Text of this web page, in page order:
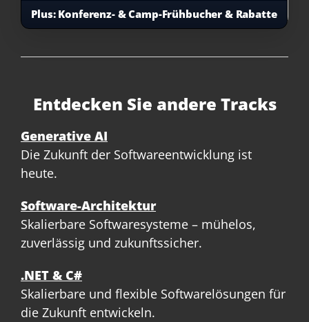
Plus:Konferenz- & Camp-Frühbucher & Rabatte
Entdecken Sie andere Tracks
Generative AI
Die Zukunft der Softwareentwicklung ist
heute.
Software-Architektur
Skalierbare Softwaresysteme – mühelos,
zuverlässig und zukunftssicher.
.NET & C#
Skalierbare und flexible Softwarelösungen für
die Zukunft entwickeln.